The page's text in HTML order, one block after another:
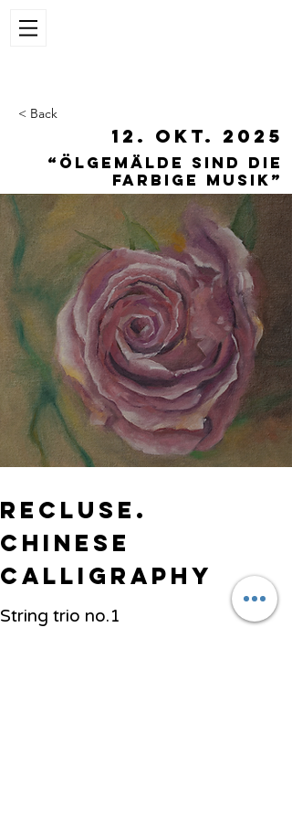
< Back
12. Okt. 2025
“Ölgemälde sind die
farbige Musik”
Recluse.
Chinese
Calligraphy
String trio no.1